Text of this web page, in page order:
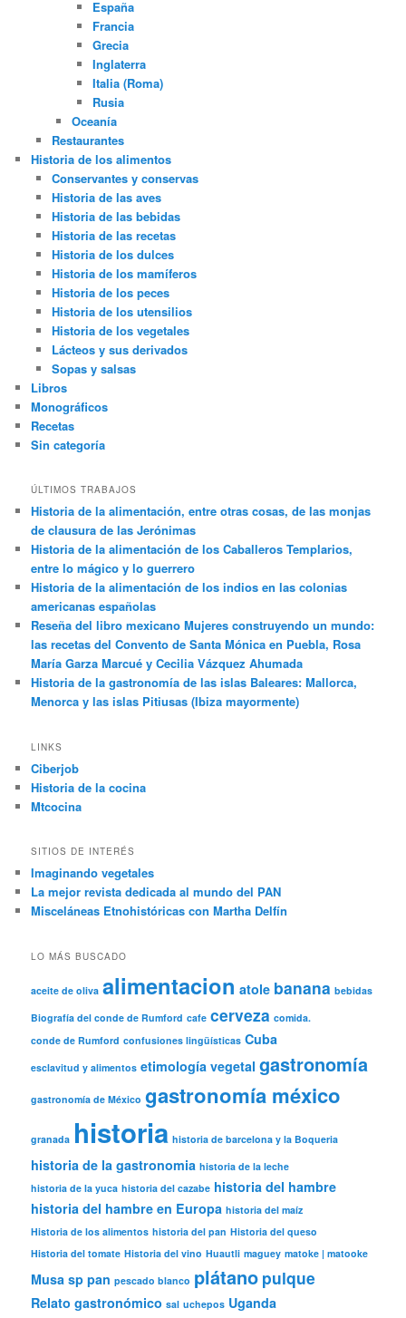
España
Francia
Grecia
Inglaterra
Italia (Roma)
Rusia
Oceanía
Restaurantes
Historia de los alimentos
Conservantes y conservas
Historia de las aves
Historia de las bebidas
Historia de las recetas
Historia de los dulces
Historia de los mamíferos
Historia de los peces
Historia de los utensilios
Historia de los vegetales
Lácteos y sus derivados
Sopas y salsas
Libros
Monográficos
Recetas
Sin categoría
ÚLTIMOS TRABAJOS
Historia de la alimentación, entre otras cosas, de las monjas
de clausura de las Jerónimas
Historia de la alimentación de los Caballeros Templarios,
entre lo mágico y lo guerrero
Historia de la alimentación de los indios en las colonias
americanas españolas
Reseña del libro mexicano Mujeres construyendo un mundo:
las recetas del Convento de Santa Mónica en Puebla, Rosa
María Garza Marcué y Cecilia Vázquez Ahumada
Historia de la gastronomía de las islas Baleares: Mallorca,
Menorca y las islas Pitiusas (Ibiza mayormente)
LINKS
Ciberjob
Historia de la cocina
Mtcocina
SITIOS DE INTERÉS
Imaginando vegetales
La mejor revista dedicada al mundo del PAN
Misceláneas Etnohistóricas con Martha Delfín
LO MÁS BUSCADO
aceite de oliva alimentacion atole banana bebidas
Biografía del conde de Rumford cafe cerveza comida.
conde de Rumford confusiones lingüísticas Cuba
esclavitud y alimentos etimología vegetal gastronomía
gastronomía de México gastronomía méxico
granada historia historia de barcelona y la Boqueria
historia de la gastronomia historia de la leche
historia de la yuca historia del cazabe historia del hambre
historia del hambre en Europa historia del maíz
Historia de los alimentos historia del pan Historia del queso
Historia del tomate Historia del vino Huautli maguey matoke | matooke
Musa sp pan pescado blanco plátano pulque
Relato gastronómico sal uchepos Uganda